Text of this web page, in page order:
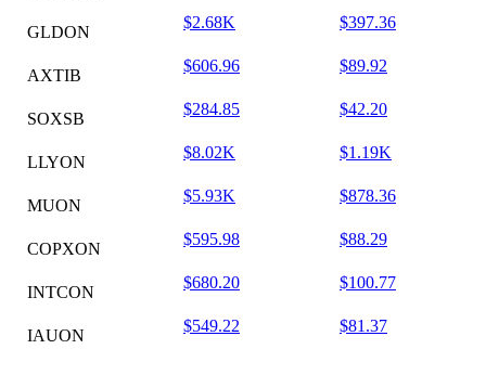
GLDON
$2.68K $397.36
AXTIB
$606.96 $89.92
SOXSB
$284.85 $42.20
LLYON
$8.02K $1.19K
MUON
$5.93K $878.36
COPXON
$595.98 $88.29
INTCON
$680.20 $100.77
IAUON
$549.22 $81.37